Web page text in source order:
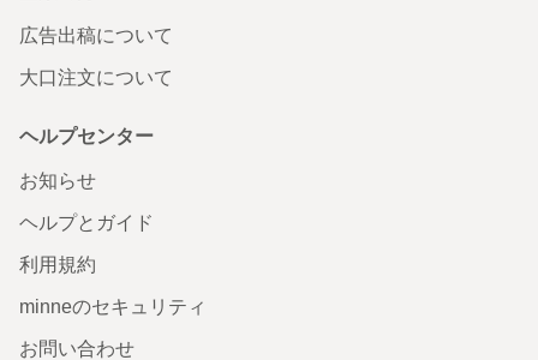
広告出稿について
大口注文について
ヘルプセンター
お知らせ
ヘルプとガイド
利用規約
minneのセキュリティ
お問い合わせ